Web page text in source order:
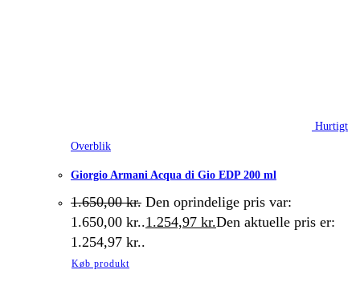
Hurtigt
Overblik
Giorgio Armani Acqua di Gio EDP 200 ml
1.650,00kr. Den oprindelige pris var:
1.650,00 kr..1.254,97 kr.Den aktuelle pris er:
1.254,97 kr..
Køb produkt